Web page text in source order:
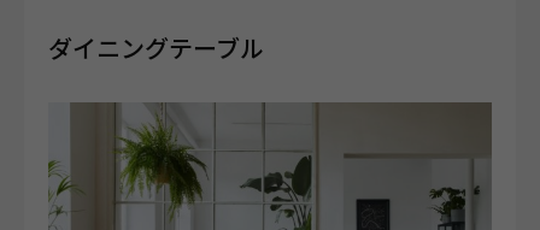
ダイニングテーブル